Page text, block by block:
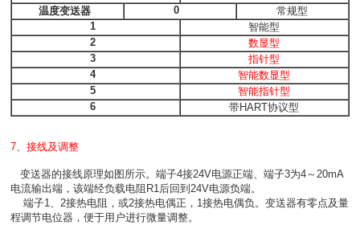
温度变送器
0
常规型
1
智能型
2
数显型
3
指针型
4
智能数显型
5
智能指针型
6
带HART协议型
7、接线及调整
变送器的接线原理如图所示。端子4接24V电源正端、端子3为4～20mA
电流输出端，该端经负载电阻R1后回到24V电源负端。
端子1、2接热电阻，或2接热电偶正，1接热电偶负。变送器有零点及量
程调节电位器，便于用户进行微量调整。